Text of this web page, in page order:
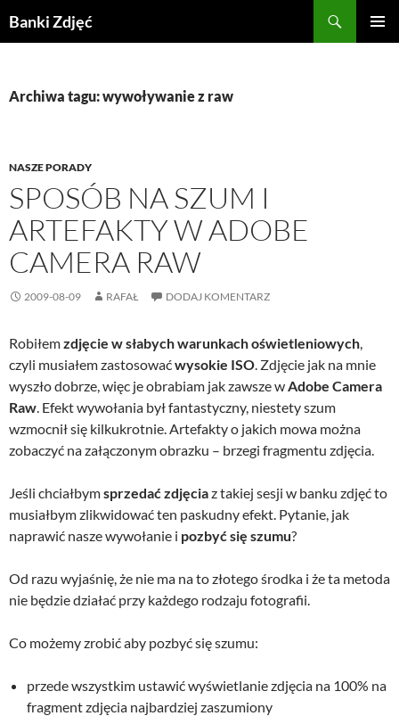
doBanki Zdjęć
Archiwa tagu: wywoływanie z raw
NASZE PORADY
SPOSÓB NA SZUM I
ARTEFAKTY W ADOBE
CAMERA RAW
2009-08-09 RAFAŁ DODAJ KOMENTARZ
Robiłemzdjęcie w słabych warunkach oświetleniowych,
czyli musiałem zastosowaćwysokie ISO. Zdjęcie jak na mnie
wyszło dobrze, więc je obrabiam jak zawsze wAdobe Camera
Raw. Efekt wywołania był fantastyczny, niestety szum
wzmocnił się kilkukrotnie. Artefakty o jakich mowa można
zobaczyć na załączonym obrazku – brzegi fragmentu zdjęcia.
Jeśli chciałbymsprzedać zdjęciaz takiej sesji w banku zdjęć to
musiałbym zlikwidować ten paskudny efekt. Pytanie, jak
naprawić nasze wywołanie i pozbyć się szumu?
Od razu wyjaśnię, że nie ma na to złotego środka i że ta metoda
nie będzie działać przy każdego rodzaju fotografii.
Co możemy zrobić aby pozbyć się szumu:
przede wszystkim ustawić wyświetlanie zdjęcia na 100% na
fragment zdjęcia najbardziej zaszumiony